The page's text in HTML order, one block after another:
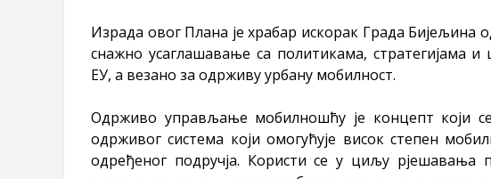
Израда овог Плана је храбар искорак Града
снажно усаглашавање са политикама, стратегијама
ЕУ, а везано за одрживу урбану мобилност.
Одрживо управљање мобилношћу је концепт који
одрживог система који омогућује висок степен
одређеног подручја. Користи се у циљу рјешавања